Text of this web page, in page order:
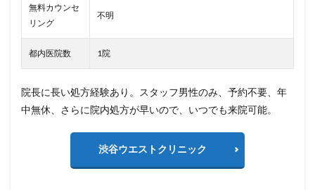
無料カウンセ
リング
不明
都内医院数 1院
院長に長い処方経験あり。スタッフ男性のみ、予約不要、年
中無休、さらに院内処方が早いので、いつでも来院可能。
渋谷ウエストクリニック